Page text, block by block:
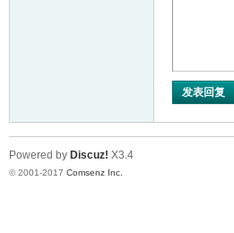
发表回复
Powered by Discuz! X3.4
© 2001-2017 Comsenz Inc.